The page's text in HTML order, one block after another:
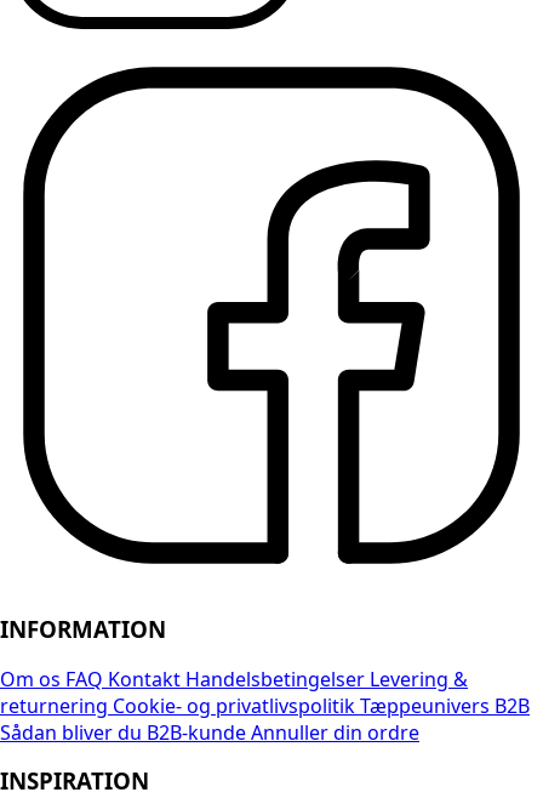
INFORMATION
Om os FAQ Kontakt Handelsbetingelser Levering &
returnering Cookie- og privatlivspolitikTæppeunivers B2B
Sådan bliver du B2B-kundeAnnuller din ordre
INSPIRATION